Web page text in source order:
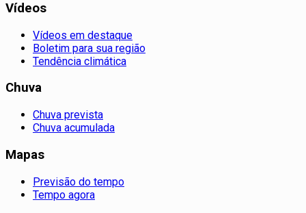
Vídeos
Vídeos em destaque
Boletim para sua região
Tendência climática
Chuva
Chuva prevista
Chuva acumulada
Mapas
Previsão do tempo
Tempo agora